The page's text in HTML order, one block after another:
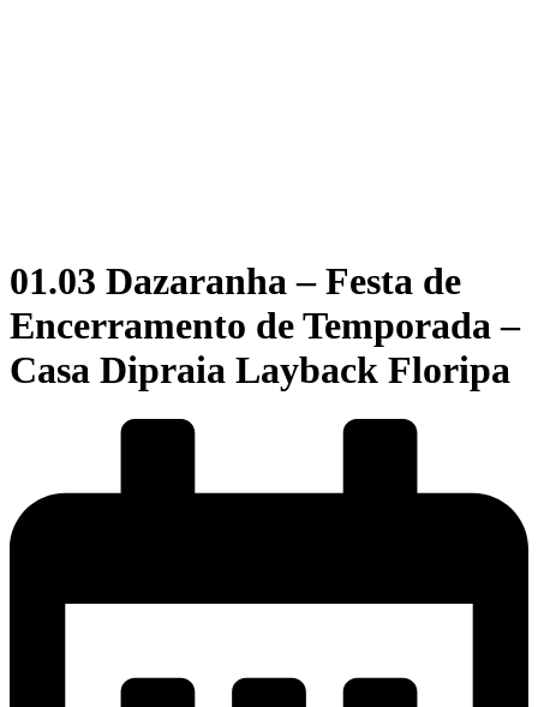
01.03 Dazaranha – Festa de
Encerramento de Temporada –
Casa Dipraia Layback Floripa